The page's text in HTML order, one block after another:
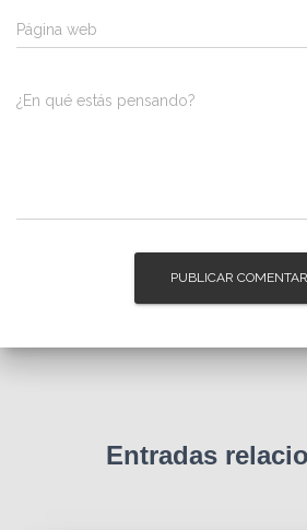
Página web
¿En qué estás pensando?
Entradas